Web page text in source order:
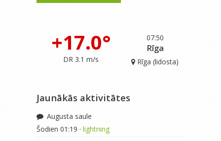
07:50
+17.0°
DR 3.1 m/s
Rīga
Rīga (lidosta)
Jaunākās aktivitātes
Augusta saule
Šodien 01:19 · lightning